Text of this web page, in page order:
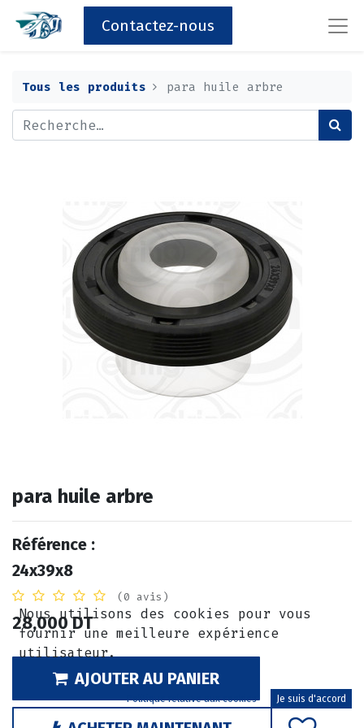
Contactez-nous
Tous les produits para huile arbre
para huile arbre
Référence :
24x39x8
(0 avis)
28,000DT
AJOUTER AU PANIER
Nous utilisons des cookies pour vous
fournir une meilleure expérience
utilisateur.
Politique relative aux cookies Je suis d'accord